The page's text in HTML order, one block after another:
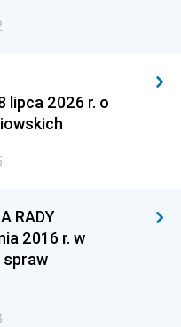
lipca 2026 r. o
RADY
2016 r. w
spraw